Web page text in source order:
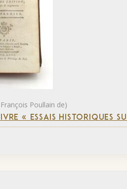
Poullain de)
« ESSAIS HISTORIQUES